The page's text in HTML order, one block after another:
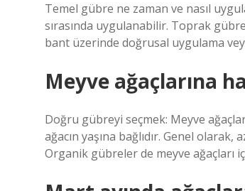
Temel gübre ne zaman ve nasıl
sırasında uygulanabilir. Toprak
bant üzerinde doğrusal uygulama
Meyve ağaçlarına
Doğru gübreyi seçmek: Meyve
ağacın yaşına bağlıdır. Genel
Organik gübreler de meyve ağaçları